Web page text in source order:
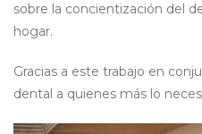
sobre la concientización del
hogar.
Gracias a este trabajo en
dental a quienes más lo